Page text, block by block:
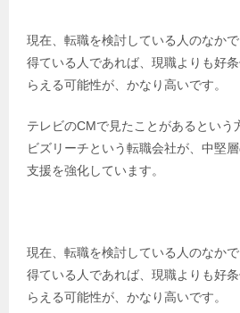
現在、転職を検討している人のなか
得ている人であれば、現職よりも好
らえる可能性が、かなり高いです。
テレビのCMで見たことがあるという
ビズリーチという転職会社が、中堅
支援を強化しています。
現在、転職を検討している人のなか
得ている人であれば、現職よりも好
らえる可能性が、かなり高いです。